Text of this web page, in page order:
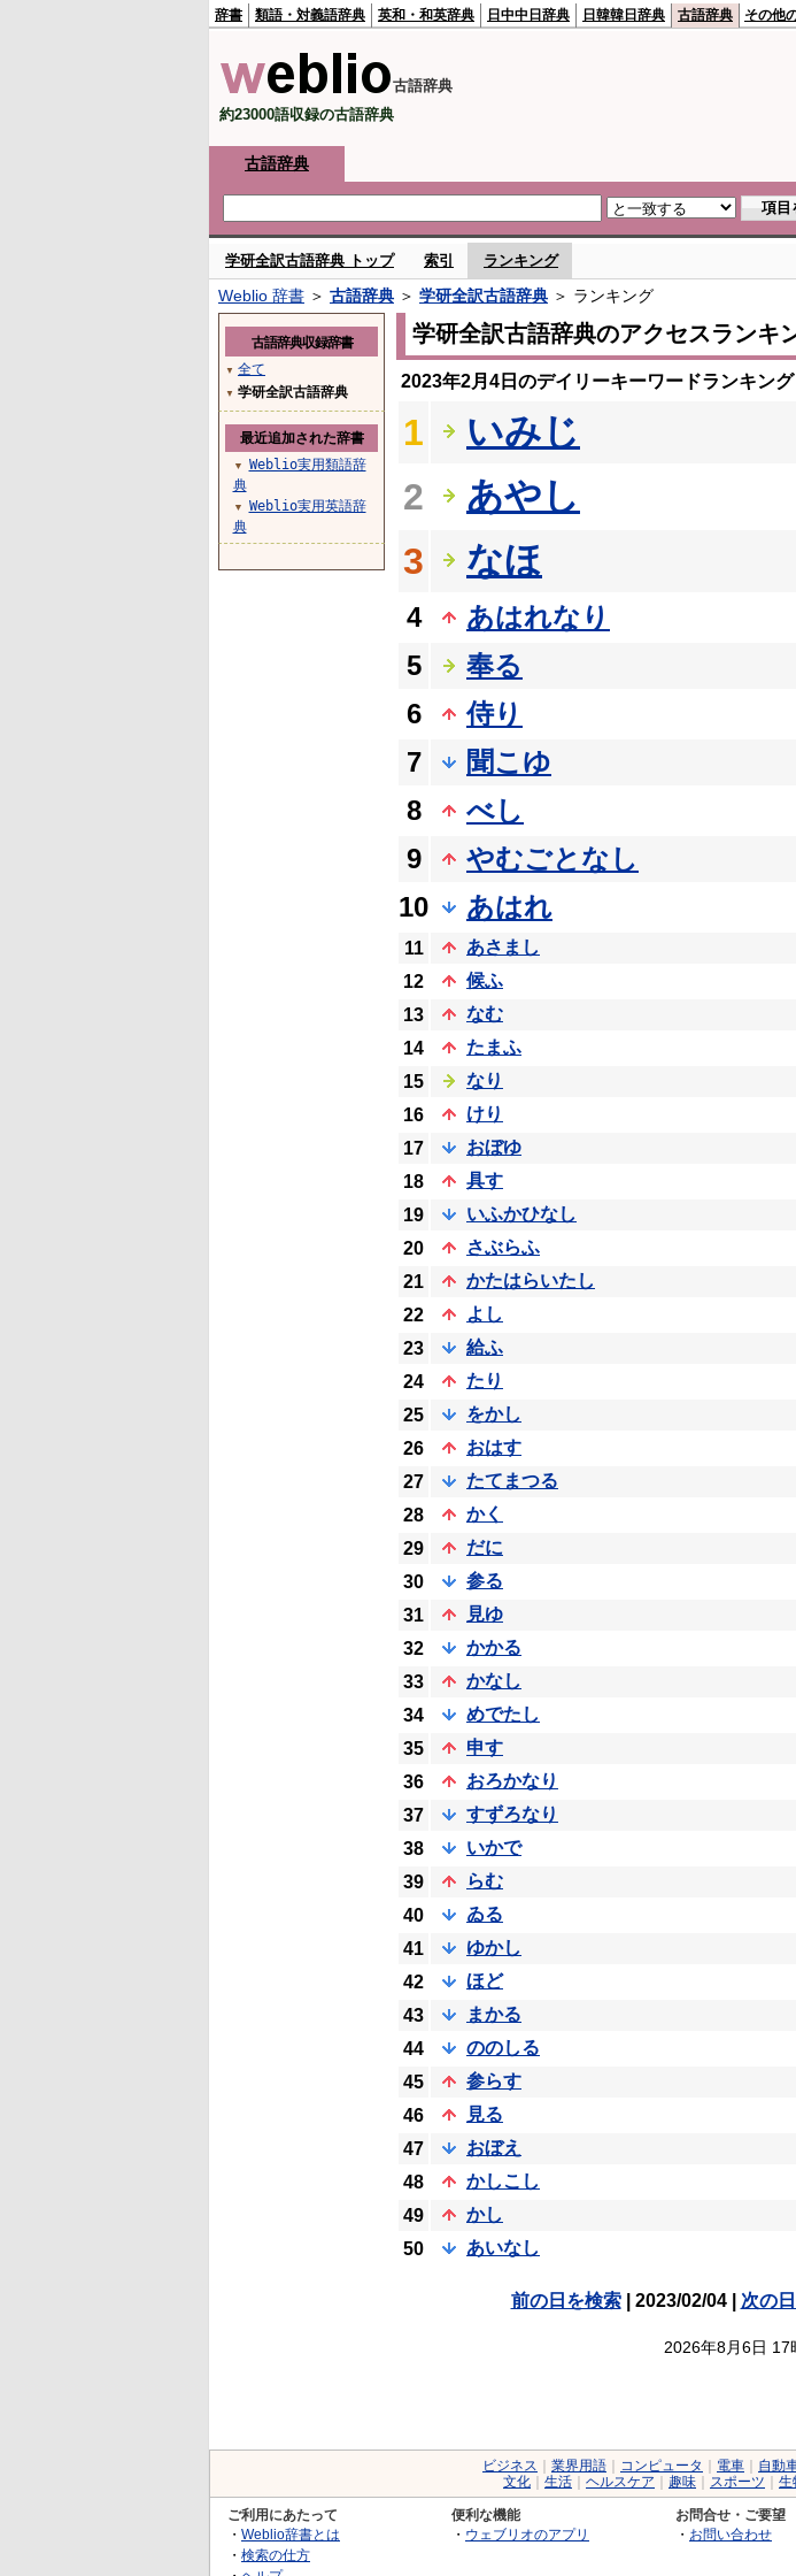
辞書 類語・対義語辞典 英和・和英辞典 日中中日辞典 日韓韓日辞典 古語辞典 その他
古語辞典
約23000語収録の古語辞典
古語辞典
学研全訳古語辞典 トップ 索引 ランキング
Weblio 辞書 ＞ 古語辞典 ＞ 学研全訳古語辞典 ＞ ランキング
学研全訳古語辞典のアクセスランキ
2023年2月4日のデイリーキーワードランキング
1
いみじ
2
あやし
3
なほ
4
あはれなり
5
奉る
6
侍り
7
聞こゆ
8
べし
9
やむごとなし
10
あはれ
11
あさまし
12
候ふ
13
なむ
14
たまふ
15
なり
16
けり
17
おぼゆ
18
具す
19
いふかひなし
20
さぶらふ
21
かたはらいたし
22
よし
23
給ふ
24
たり
25
をかし
26
おはす
27
たてまつる
28
かく
29
だに
30
参る
31
見ゆ
32
かかる
33
かなし
34
めでたし
35
申す
36
おろかなり
37
すずろなり
38
いかで
39
らむ
40
ゐる
41
ゆかし
42
ほど
43
まかる
44
ののしる
45
参らす
46
見る
47
おぼえ
48
かしこし
49
かし
50
あいなし
前の日を検索| 2023/02/04 | 次の
2026年8月6日 17
古語辞典収録辞書
▼ 全て
▼ 学研全訳古語辞典
最近追加された辞書
▼
Weblio実用類語辞
典
▼
Weblio実用英語辞
典
ビジネス 業界用語 コンピュータ 電車 自動
文化
生活 ヘルスケア 趣味 スポーツ 生
ご利用にあたって
・ Weblio辞書とは
・ 検索の仕方
便利な機能
・ ウェブリオのアプリ
お問合せ・ご要望
・ お問い合わせ